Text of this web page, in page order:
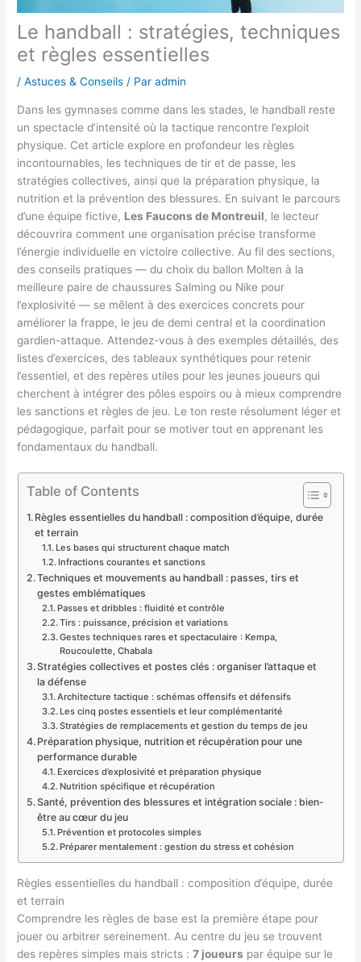
Le handball : stratégies, techniques
et règles essentielles
/Astuces & Conseils / Paradmin
Dans les gymnases comme dans les stades, le handball reste
un spectacle d’intensité où la tactique rencontre l’exploit
physique. Cet article explore en profondeur les règles
incontournables, les techniques de tir et de passe, les
stratégies collectives, ainsi que la préparation physique, la
nutrition et la prévention des blessures. En suivant le parcours
d’une équipe fictive, Les Faucons de Montreuil, le lecteur
découvrira comment une organisation précise transforme
l’énergie individuelle en victoire collective. Au fil des sections,
des conseils pratiques — du choix du ballon Molten à la
meilleure paire de chaussures Salming ou Nike pour
l’explosivité — se mêlent à des exercices concrets pour
améliorer la frappe, le jeu de demi central et la coordination
gardien-attaque. Attendez-vous à des exemples détaillés, des
listes d’exercices, des tableaux synthétiques pour retenir
l’essentiel, et des repères utiles pour les jeunes joueurs qui
cherchent à intégrer des pôles espoirs ou à mieux comprendre
les sanctions et règles de jeu. Le ton reste résolument léger et
pédagogique, parfait pour se motiver tout en apprenant les
fondamentaux du handball.
Table of Contents
Règles essentielles du handball : composition d’équipe, durée
et terrain
Les bases qui structurent chaque match
Infractions courantes et sanctions
Techniques et mouvements au handball : passes, tirs et
gestes emblématiques
Passes et dribbles : fluidité et contrôle
Tirs : puissance, précision et variations
Gestes techniques rares et spectaculaire : Kempa,
Roucoulette, Chabala
Stratégies collectives et postes clés : organiser l’attaque et
la défense
Architecture tactique : schémas offensifs et défensifs
Les cinq postes essentiels et leur complémentarité
Stratégies de remplacements et gestion du temps de jeu
Préparation physique, nutrition et récupération pour une
performance durable
Exercices d’explosivité et préparation physique
Nutrition spécifique et récupération
Santé, prévention des blessures et intégration sociale : bien-
être au cœur du jeu
Prévention et protocoles simples
Préparer mentalement : gestion du stress et cohésion
Règles essentielles du handball : composition d’équipe, durée
et terrain
Comprendre les règles de base est la première étape pour
jouer ou arbitrer sereinement. Au centre du jeu se trouvent
des repères simples mais stricts :7 joueurs par équipe sur le